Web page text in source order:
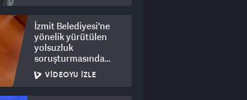
İzmit Belediyesi'ne
yönelik yürütülen
yolsuzluk
soruşturmasında
rüşvet görüntüleri
ortaya çıktı
VIDEOYU İZLE